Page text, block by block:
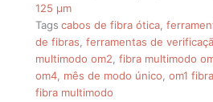
125 µm
Tags cabos de fibra ótica ,
de fibras ,ferramentas de
multimodo om2 ,fibra multimodo
om4 mês de modo único ,om1
fibra multimodo